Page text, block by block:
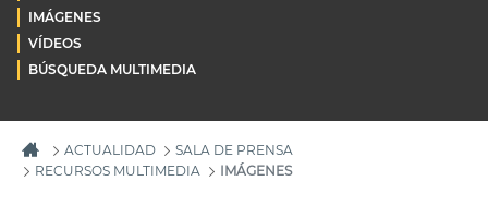
IMÁGENES
VÍDEOS
BÚSQUEDA MULTIMEDIA
ACTUALIDAD
SALA DE PRENSA
RECURSOS MULTIMEDIA
IMÁGENES